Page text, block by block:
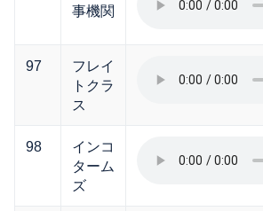
事機関
97
フレイ
トクラ
ス
98
インコ
ターム
ズ